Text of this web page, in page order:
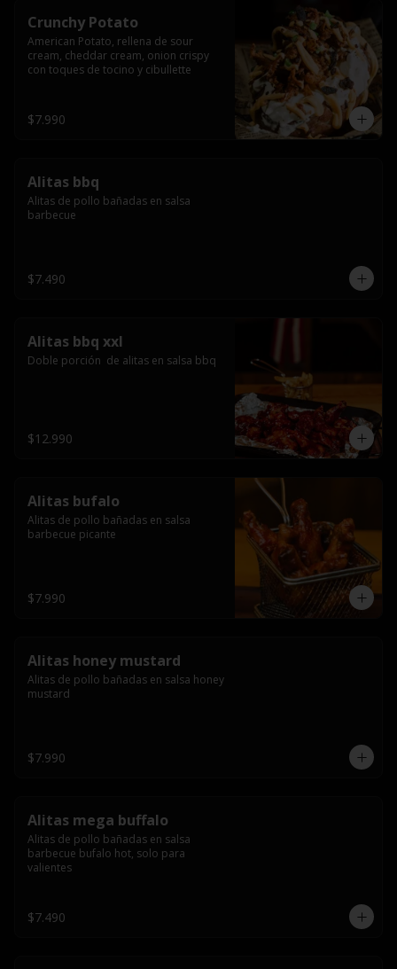
Crunchy Potato
American Potato, rellena de sour
cream, cheddar cream, onion crispy
con toques de tocino y cibullette
$7.990
Alitas bbq
Alitas de pollo bañadas en salsa
barbecue
$7.490
Alitas bbq xxl
Doble porción  de alitas en salsa bbq
$12.990
Alitas bufalo
Alitas de pollo bañadas en salsa
barbecue picante
$7.990
Alitas honey mustard
Alitas de pollo bañadas en salsa honey
mustard
$7.990
Alitas mega buffalo
Alitas de pollo bañadas en salsa
barbecue bufalo hot, solo para
valientes
$7.490